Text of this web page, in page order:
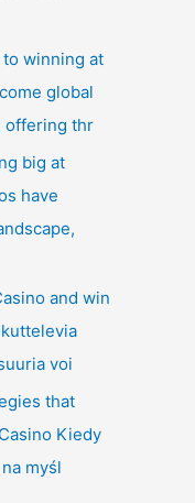
winning at
global
offering thr
big at
have
and win
voi
that
Kiedy
myśl